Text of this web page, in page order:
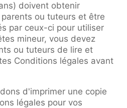
doivent obtenir
ou tuteurs et être
par ceux-ci pour utiliser
mineur, vous devez
ou tuteurs de lire et
Conditions légales avant
d'imprimer une copie
légales pour vos